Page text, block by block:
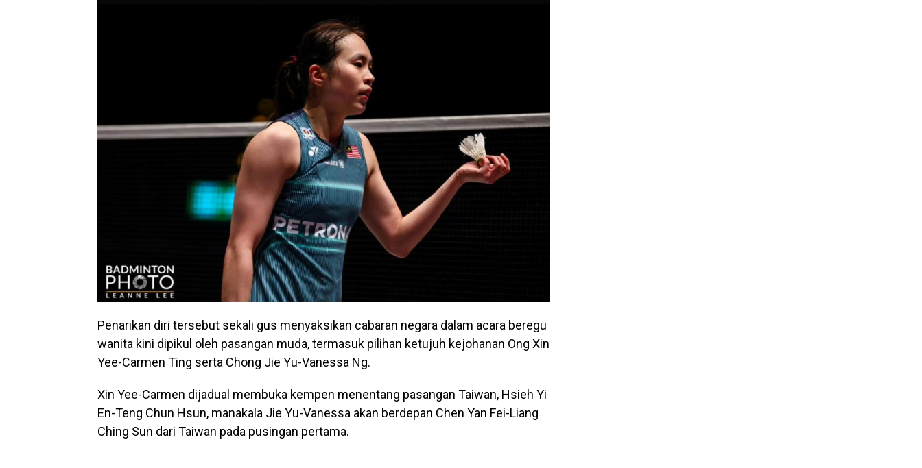
Penarikan diri tersebut sekali gus menyaksikan cabaran negara dalam acara beregu
wanita kini dipikul oleh pasangan muda, termasuk pilihan ketujuh kejohanan Ong Xin
Yee-Carmen Ting serta Chong Jie Yu-Vanessa Ng.
Xin Yee-Carmen dijadual membuka kempen menentang pasangan Taiwan, Hsieh Yi
En-Teng Chun Hsun, manakala Jie Yu-Vanessa akan berdepan Chen Yan Fei-Liang
Ching Sun dari Taiwan pada pusingan pertama.